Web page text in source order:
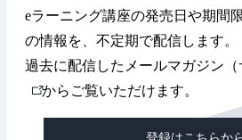
eラーニング講座の発売日や期間
の情報を、不定期で配信します。
過去に配信したメールマガジン
外
部
からご覧いただけます。